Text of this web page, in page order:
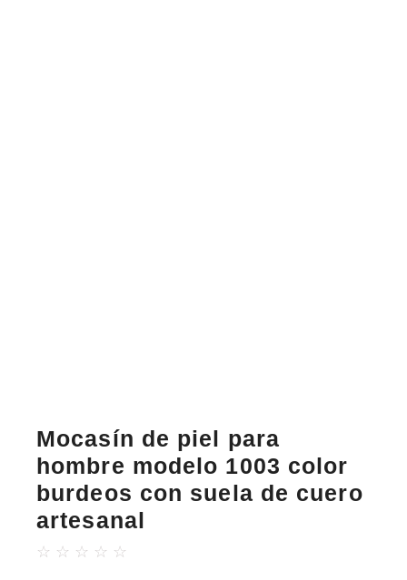
Mocasín de piel para
hombre modelo 1003 color
burdeos con suela de cuero
artesanal
☆ ☆ ☆ ☆ ☆